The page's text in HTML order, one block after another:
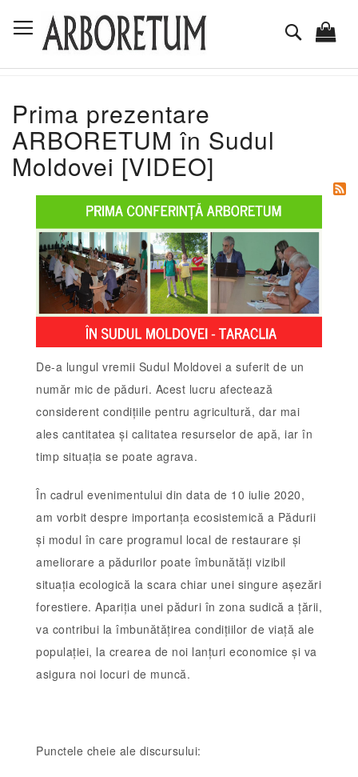
la
Continut
Cautare
Prima prezentare
ARBORETUM în Sudul
Moldovei [VIDEO]
De-a lungul vremii Sudul Moldovei a suferit de un
număr mic de păduri. Acest lucru afectează
considerent condițiile pentru agricultură, dar mai
ales cantitatea și calitatea resurselor de apă, iar în
timp situația se poate agrava.
În cadrul evenimentului din data de 10 iulie 2020,
am vorbit despre importanța ecosistemică a Pădurii
și modul în care programul local de restaurare și
ameliorare a pădurilor poate îmbunătăți vizibil
situația ecologică la scara chiar unei singure așezări
forestiere. Apariția unei păduri în zona sudică a țării,
va contribui la îmbunătățirea condițiilor de viață ale
populației, la crearea de noi lanțuri economice și va
asigura noi locuri de muncă.
Punctele cheie ale discursului: